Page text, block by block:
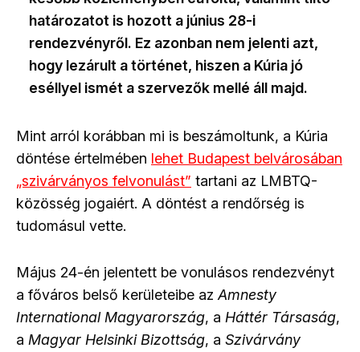
határozatot is hozott a június 28-i
rendezvényről. Ez azonban nem jelenti azt,
hogy lezárult a történet, hiszen a Kúria jó
eséllyel ismét a szervezők mellé áll majd.
Mint arról korábban mi is beszámoltunk, a Kúria
döntése értelmében lehet Budapest belvárosában
„szivárványos felvonulást” tartani az LMBTQ-
közösség jogaiért. A döntést a rendőrség is
tudomásul vette.
Május 24-én jelentett be vonulásos rendezvényt
a főváros belső kerületeibe az Amnesty
International Magyarország, a Háttér Társaság,
a Magyar Helsinki Bizottság, a Szivárvány